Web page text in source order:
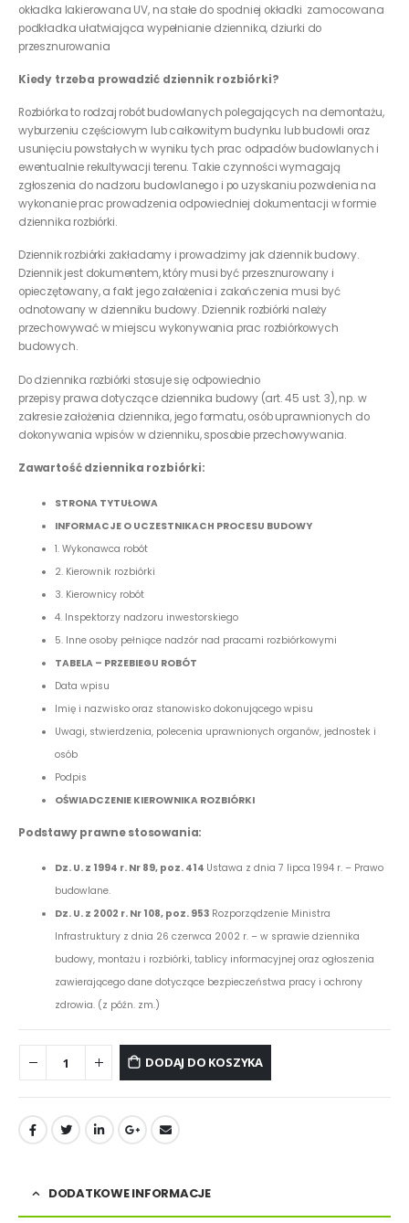
okładka lakierowana UV, na stałe do spodniej okładki zamocowana
podkładka ułatwiająca wypełnianie dziennika, dziurki do
przesznurowania
Kiedy trzeba prowadzić dziennik rozbiórki?
Rozbiórka to rodzaj robót budowlanych polegających na demontażu,
wyburzeniu częściowym lub całkowitym budynku lub budowli oraz
usunięciu powstałych w wyniku tych prac odpadów budowlanych i
ewentualnie rekultywacji terenu. Takie czynności wymagają
zgłoszenia do nadzoru budowlanego i po uzyskaniu pozwolenia na
wykonanie prac prowadzenia odpowiedniej dokumentacji w formie
dziennika rozbiórki.
Dziennik rozbiórki zakładamy i prowadzimy jak dziennik budowy.
Dziennik jest dokumentem, który musi być przesznurowany i
opieczętowany, a fakt jego założenia i zakończenia musi być
odnotowany w dzienniku budowy. Dziennik rozbiórki należy
przechowywać w miejscu wykonywania prac rozbiórkowych
budowych.
Do dziennika rozbiórki stosuje się odpowiednio
przepisy prawa dotyczące dziennika budowy (art. 45 ust. 3), np. w
zakresie założenia dziennika, jego formatu, osób uprawnionych do
dokonywania wpisów w dzienniku, sposobie przechowywania.
Zawartość dziennika rozbiórki:
STRONA TYTUŁOWA
INFORMACJE O UCZESTNIKACH PROCESU BUDOWY
1. Wykonawca robót
2. Kierownik rozbiórki
3. Kierownicy robót
4. Inspektorzy nadzoru inwestorskiego
5. Inne osoby pełniące nadzór nad pracami rozbiórkowymi
TABELA – PRZEBIEGU ROBÓT
Data wpisu
Imię i nazwisko oraz stanowisko dokonującego wpisu
Uwagi, stwierdzenia, polecenia uprawnionych organów, jednostek i
osób
Podpis
OŚWIADCZENIE KIEROWNIKA ROZBIÓRKI
Podstawy prawne stosowania:
Dz. U. z 1994 r. Nr 89, poz. 414 Ustawa z dnia 7 lipca 1994 r. – Prawo
budowlane.
Dz. U. z 2002 r. Nr 108, poz. 953 Rozporządzenie Ministra
Infrastruktury z dnia 26 czerwca 2002 r. – w sprawie dziennika
budowy, montażu i rozbiórki, tablicy informacyjnej oraz ogłoszenia
zawierającego dane dotyczące bezpieczeństwa pracy i ochrony
zdrowia. (z późn. zm.)
DODAJ DO KOSZYKA
DODATKOWE INFORMACJE